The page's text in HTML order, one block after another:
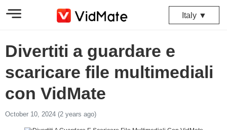
Italy ▼
Divertiti a guardare e
scaricare file multimediali
con VidMate
October 10, 2024 (2 years ago)